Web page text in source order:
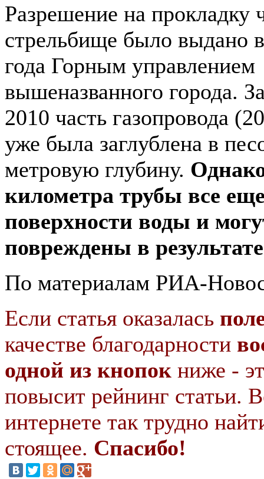
Разрешение на прокладку
стрельбище было выдано
года Горным управлением
вышеназванного города.
2010 часть газопровода
уже была заглублена в
метровую глубину.
километра трубы все
поверхности воды и
повреждены в
По материалам РИА-
Если статья оказалась
качестве благодарности
одной из кнопок ниже -
повысит рейнинг статьи.
интернете так трудно
стоящее. Спасибо!